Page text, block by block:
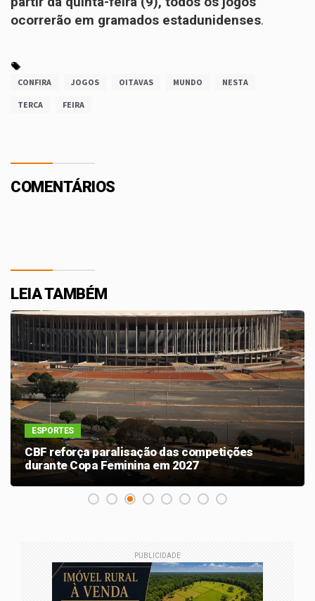
ocorrerão em gramados estadunidenses.
CONFIRA JOGOS OITAVAS MUNDO NESTA
TERCA FEIRA
COMENTÁRIOS
LEIA TAMBÉM
ESPORTES
CBF reforça paralisação das competições
durante Copa Feminina em 2027
PUBLICIDADE